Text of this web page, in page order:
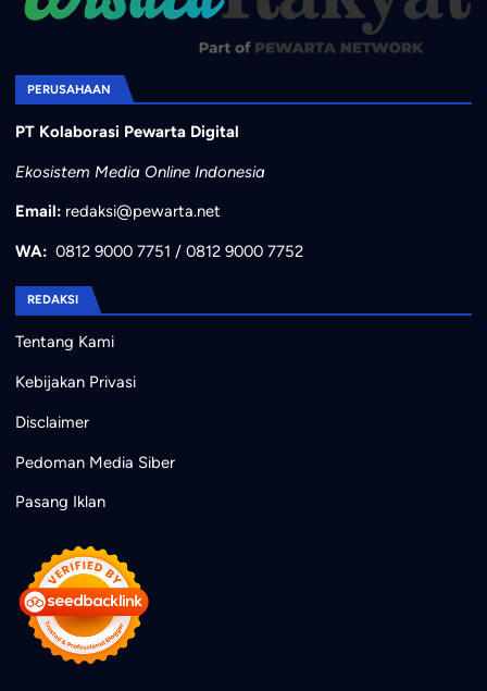
PERUSAHAAN
PT Kolaborasi Pewarta Digital
Ekosistem Media Online Indonesia
Email: redaksi@pewarta.net
WA: 0812 9000 7751 / 0812 9000 7752
REDAKSI
Tentang Kami
Kebijakan Privasi
Disclaimer
Pedoman Media Siber
Pasang Iklan